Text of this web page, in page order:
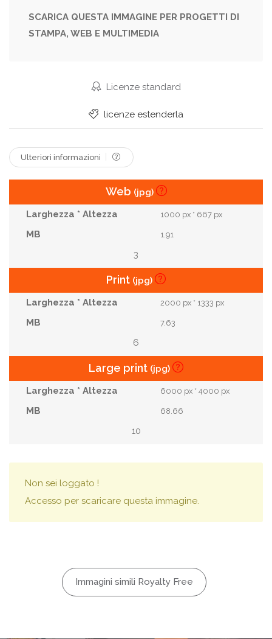
Elegante Donna Piatto Professionale
Spazzola Cosmetic Trucco
Polvere Artista Tenerezza
Rossetto Alla Moda
SCARICA QUESTA IMMAGINE PER PROGETTI DI
STAMPA, WEB E MULTIMEDIA
Licenze standard
licenze estenderla
Ulteriori informazioni
Web (jpg)
1000 px * 667 px
1.91
3
Print (jpg)
2000 px * 1333 px
7.63
6
Large print (jpg)
6000 px * 4000 px
68.66
10
Non sei loggato !
Accesso per scaricare questa immagine.
Immagini simili Royalty Free